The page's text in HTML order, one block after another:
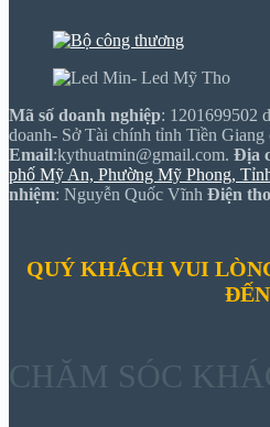
Mã số doanh nghiệp: 1201699502
doanh- Sở Tài chính tỉnh Tiền Giang
Email:kythuatmin@gmail.com. Địa
phố Mỹ An, Phường Mỹ Phong,
nhiệm: Nguyễn Quốc Vĩnh Điện
QUÝ KHÁCH VUI
ĐẾN
CHĂM SÓC